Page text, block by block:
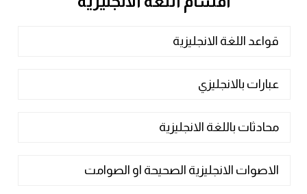
قواعد اللغة الانجليزية
عبارات بالانجليزي
محادثات باللغة الانجليزية
الاصوات الانجليزية الصحيحة او الصوامت